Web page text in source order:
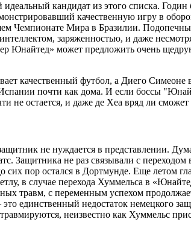
идеальный кандидат из этого списка.
качественную игру в
Чемпионате Мира в Бразилии.
заряженностью, и даже
Юнайтед» может предложить очень
качественный футбол, а Диего Симеоне
почти как дома. И если боссы
не остается, и даже де Хеа вряд ли
не нуждается в представлении.
Защитника не раз связывали с
сих пор остался в Дортмунде. Еще летом
в случае перехода Хуммельса в
травм, с переменным успехом
единственный недостаток немецкого
неизвестно как Хуммельс